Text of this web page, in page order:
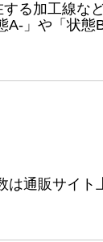
る加工線な
」や「状態
は通販サイ